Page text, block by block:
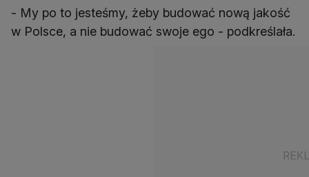
- My po to jesteśmy, żeby budować nową jakość
w Polsce, a nie budować swoje ego - podkreślała.